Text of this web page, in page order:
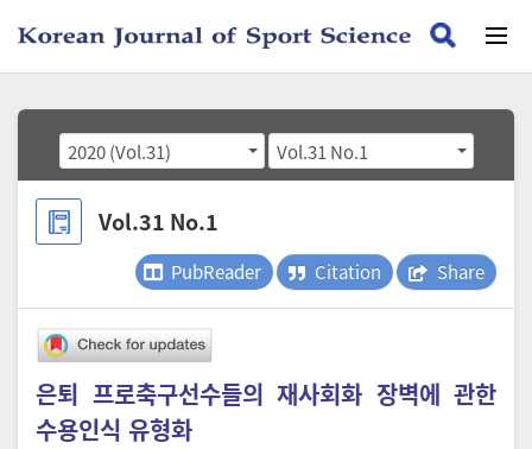
2020 (Vol.31) Vol.31 No.1
Vol.31 No.1
PubReader Citation Share
은퇴 프로축구선수들의 재사회화 장벽에 관한
수용인식 유형화